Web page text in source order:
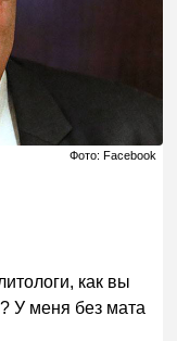
Фото: Facebook
как вы
У меня без мата